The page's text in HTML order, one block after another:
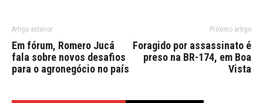
Artigo anterior
Em fórum, Romero Jucá
fala sobre novos desafios
para o agronegócio no país
Próximo artigo
Foragido por assassinato é
preso na BR-174, em Boa
Vista